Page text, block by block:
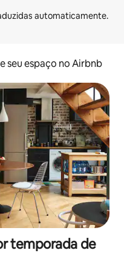
seu espaço no Airbnb
temporada de